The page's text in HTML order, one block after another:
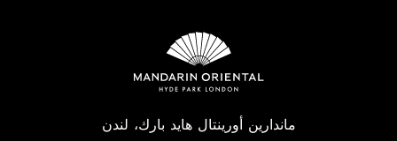
ماندارين أورينتال هايد بارك، لندن